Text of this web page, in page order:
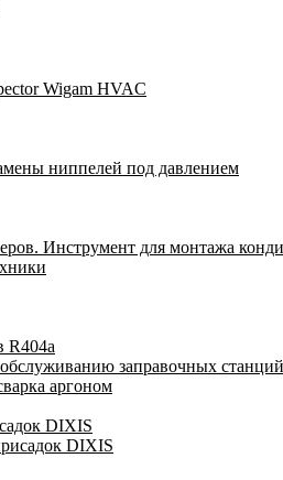
Wigam HVAC
ниппелей под давлением
Инструмент для монтажа
R404a
заправочных
аргоном
DIXIS
DIXIS